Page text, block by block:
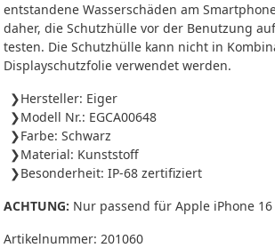
entstandene Wasserschäden am
daher, die Schutzhülle vor der Benutzung
testen. Die Schutzhülle kann nicht in
Displayschutzfolie verwendet werden.
Hersteller: Eiger
Modell Nr.: EGCA00648
Farbe: Schwarz
Material: Kunststoff
Besonderheit: IP-68 zertifiziert
ACHTUNG: Nur passend für Apple iPhone 16
Artikelnummer: 201060